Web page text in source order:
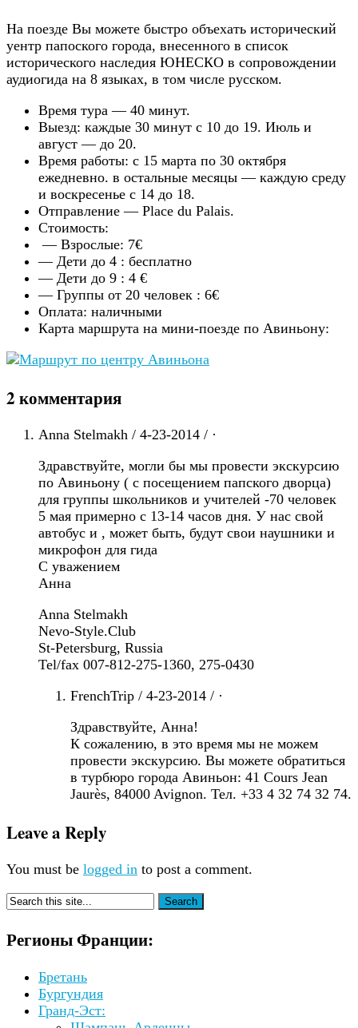
На поезде Вы можете быстро объехать исторический
уентр папоского города, внесенного в список
исторического наследия ЮНЕСКО в сопровождении
аудиогида на 8 языках, в том числе русском.
Время тура — 40 минут.
Выезд: каждые 30 минут с 10 до 19. Июль и
август — до 20.
Время работы: с 15 марта по 30 октября
ежедневно. в остальные месяцы — каждую среду
и воскресенье с 14 до 18.
Отправление — Place du Palais.
Стоимость:
— Взрослые: 7€
— Дети до 4 : бесплатно
— Дети до 9 : 4 €
— Группы от 20 человек : 6€
Оплата: наличными
Карта маршрута на мини-поезде по Авиньону:
2 комментария
Anna Stelmakh / 4-23-2014 / ·
Здравствуйте, могли бы мы провести экскурсию
по Авиньону ( с посещением папского дворца)
для группы школьников и учителей -70 человек
5 мая примерно с 13-14 часов дня. У нас свой
автобус и , может быть, будут свои наушники и
микрофон для гида
С уважением
Анна
Anna Stelmakh
Nevo-Style.Club
St-Petersburg, Russia
Tel/fax 007-812-275-1360, 275-0430
FrenchTrip / 4-23-2014 / ·
Здравствуйте, Анна!
К сожалению, в это время мы не можем
провести экскурсию. Вы можете обратиться
в турбюро города Авиньон: 41 Cours Jean
Jaurès, 84000 Avignon. Тел. +33 4 32 74 32 74.
Leave a Reply
You must be logged in to post a comment.
Регионы Франции:
Бретань
Бургундия
Гранд-Эст: